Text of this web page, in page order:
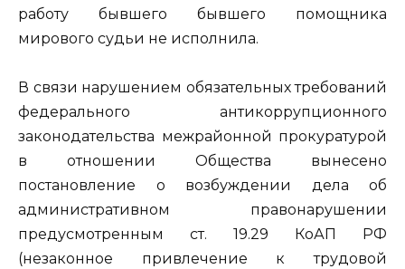
работу бывшего бывшего помощника
мирового судьи не исполнила.
В связи нарушением обязательных требований
федерального антикоррупционного
законодательства межрайонной прокуратурой
в отношении Общества вынесено
постановление о возбуждении дела об
административном правонарушении
предусмотренным ст. 19.29 КоАП РФ
(незаконное привлечение к трудовой